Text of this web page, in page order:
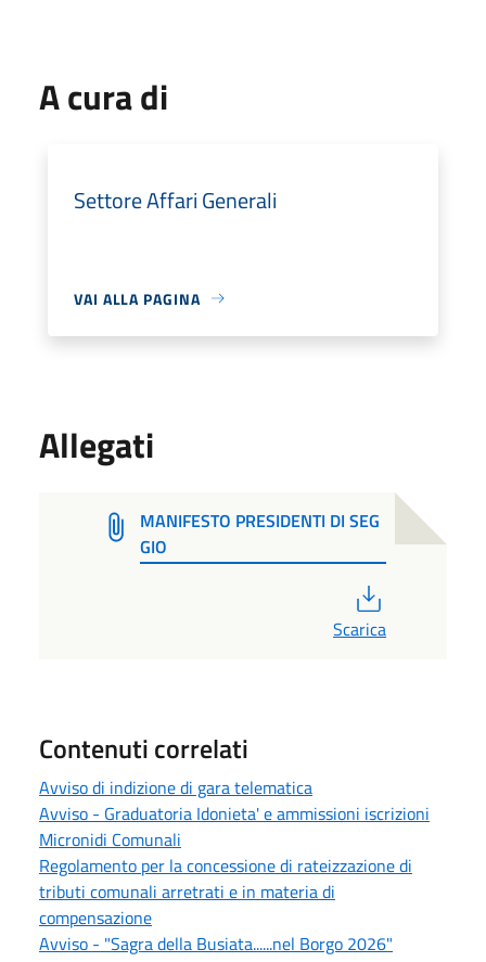
A cura di
Settore Affari Generali
VAI ALLA PAGINA
Allegati
MANIFESTO PRESIDENTI DI SEG
GIO
Scarica
Contenuti correlati
Avviso di indizione di gara telematica
Avviso - Graduatoria Idonieta' e ammissioni iscrizioni
Micronidi Comunali
Regolamento per la concessione di rateizzazione di
tributi comunali arretrati e in materia di
compensazione
Avviso - "Sagra della Busiata......nel Borgo 2026"